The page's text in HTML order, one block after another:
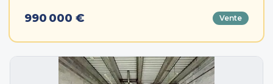
990 000 € Vente